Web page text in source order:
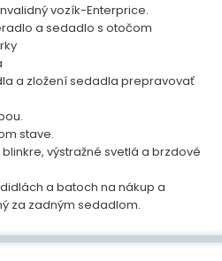
vozík-Enterprice.
a sedadlo s otočom
a zložení sedadla prepravovať
stave.
výstražné svetlá a brzdové
a batoch na nákup a
za zadným sedadlom.